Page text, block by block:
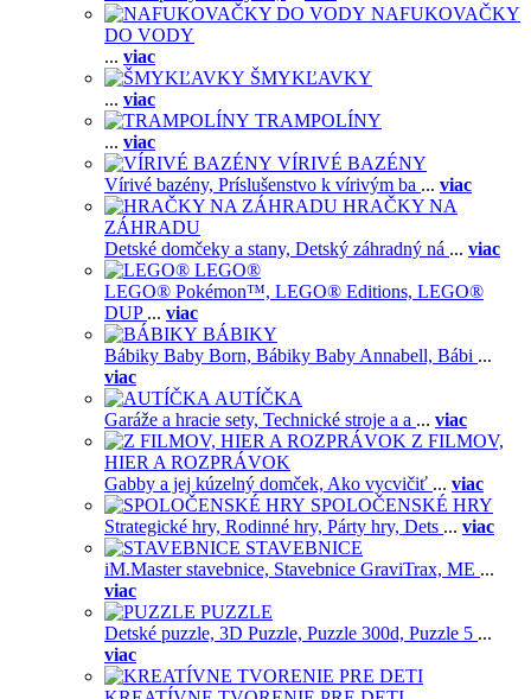
NAFUKOVAČKY
DO VODY
... viac
ŠMYKĽAVKY
... viac
TRAMPOLÍNY
... viac
VÍRIVÉ BAZÉNY
Vírivé bazény, Príslušenstvo k vírivým ba ... viac
HRAČKY NA
ZÁHRADU
Detské domčeky a stany, Detský záhradný ná ... viac
LEGO®
LEGO® Pokémon™, LEGO® Editions, LEGO®
DUP ... viac
BÁBIKY
Bábiky Baby Born, Bábiky Baby Annabell, Bábi ...
viac
AUTÍČKA
Garáže a hracie sety, Technické stroje a a ... viac
Z FILMOV,
HIER A ROZPRÁVOK
Gabby a jej kúzelný domček, Ako vycvičiť ... viac
SPOLOČENSKÉ HRY
Strategické hry, Rodinné hry, Párty hry, Dets ... viac
STAVEBNICE
iM.Master stavebnice, Stavebnice GraviTrax, ME ...
viac
PUZZLE
Detské puzzle, 3D Puzzle, Puzzle 300d, Puzzle 5 ...
viac